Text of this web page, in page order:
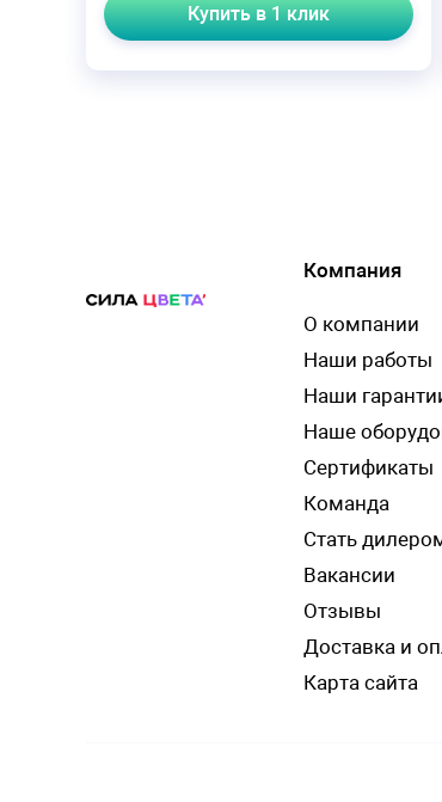
Купить в 1 клик
Компания
О компании
Наши работы
Наши
Наше
Сертификаты
Команда
Стать
Вакансии
Отзывы
Доставка и
Карта сайта